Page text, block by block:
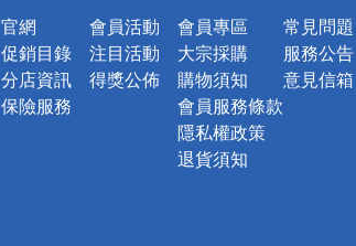
官網
促銷目錄
分店資訊
保險服務
會員活動
注目活動
得獎公佈
會員專區
大宗採購
購物須知
會員服務條款
隱私權政策
退貨須知
常見問題
服務公告
意見信箱